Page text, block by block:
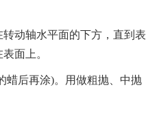
动轴水平面的下方，直到表
面上。
后再涂)。用做粗抛、中抛
百折风布轮